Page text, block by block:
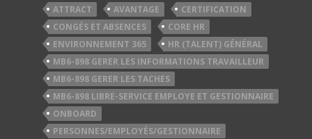
ATTRACT AVANTAGE
CERTIFICATION
CONGÉS ET ABSENCES
CORE HR
ENVIRONNEMENT 365
HR (TALENT) GÉNÉRAL
MB6-898 GERER LES INFORMATIONS TRAVAILLEUR
MB6-898 GERER LES TACHES
MB6-898 LIBRE-SERVICE EMPLOYE ET GESTIONNAIRE
ONBOARD
PERSONNES/EMPLOYÉS/GESTIONNAIRE